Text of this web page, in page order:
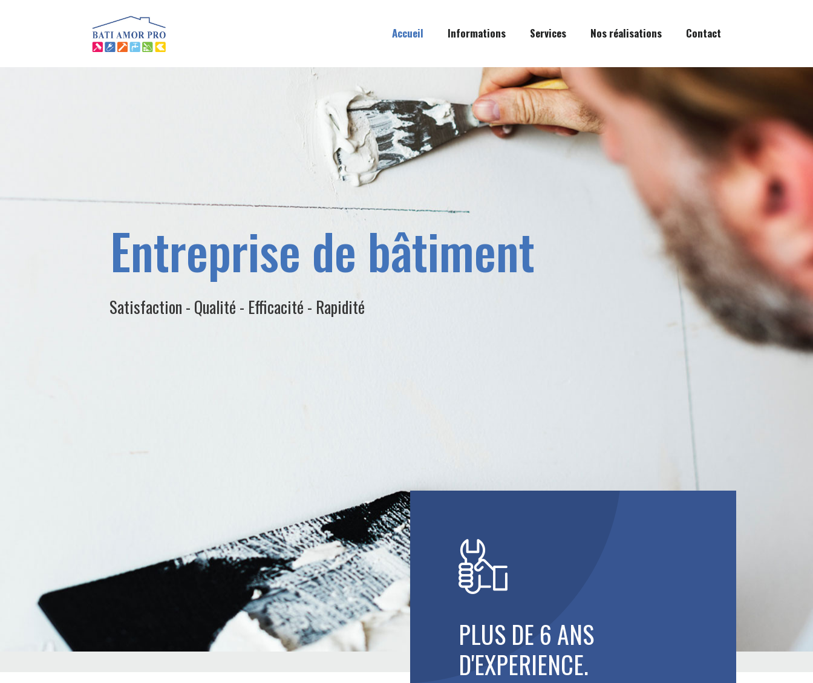
Accueil Informations Services Nos réalisations Contact
Entreprise de bâtiment
Satisfaction - Qualité - Efficacité - Rapidité
PLUS DE 6 ANS
D'EXPERIENCE.